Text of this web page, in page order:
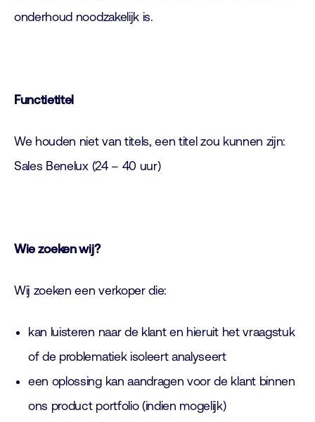
onderhoud noodzakelijk is.
Functietitel
We houden niet van titels, een titel zou kunnen zijn:
Sales Benelux (24 – 40 uur)
Wie zoeken wij?
Wij zoeken een verkoper die:
kan luisteren naar de klant en hieruit het vraagstuk
of de problematiek isoleert analyseert
een oplossing kan aandragen voor de klant binnen
ons product portfolio (indien mogelijk)